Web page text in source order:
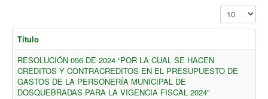
Cantidad a
Título
RESOLUCIÓN 056 DE 2024 “POR LA CUAL SE HACEN
CREDITOS Y CONTRACREDITOS EN EL PRESUPUESTO DE
GASTOS DE LA PERSONERÍA MUNICIPAL DE
DOSQUEBRADAS PARA LA VIGENCIA FISCAL 2024"